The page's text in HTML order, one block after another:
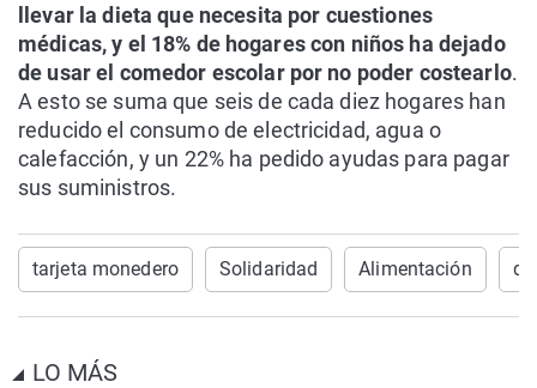
llevar la dieta que necesita por cuestiones
médicas, y el 18% de hogares con niños ha dejado
de usar el comedor escolar por no poder costearlo.
A esto se suma que seis de cada diez hogares han
reducido el consumo de electricidad, agua o
calefacción, y un 22% ha pedido ayudas para pagar
sus suministros.
tarjeta monedero Solidaridad Alimentación
LO MÁS